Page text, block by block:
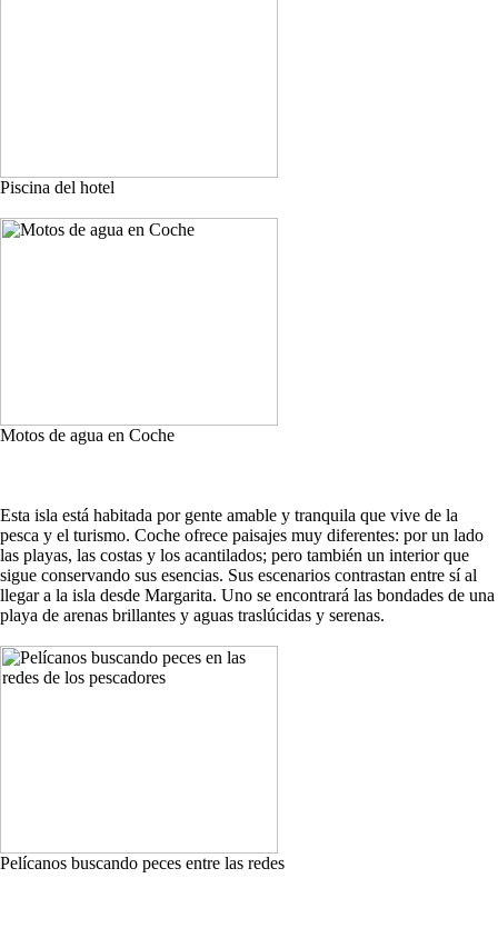
Piscina del hotel
Motos de agua en Coche
Esta isla está habitada por gente amable y tranquila que vive de la
pesca y el turismo. Coche ofrece paisajes muy diferentes: por un lado
las playas, las costas y los acantilados; pero también un interior que
sigue conservando sus esencias. Sus escenarios contrastan entre sí al
llegar a la isla desde Margarita. Uno se encontrará las bondades de una
playa de arenas brillantes y aguas traslúcidas y serenas.
Pelícanos buscando peces entre las redes